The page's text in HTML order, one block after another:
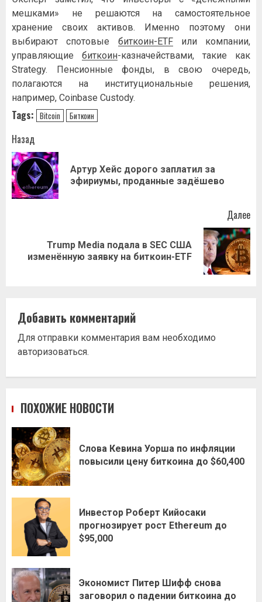
мешками» не решаются на самостоятельное
хранение своих активов. Именно поэтому они
выбирают спотовые биткоин-ETFили компании,
управляющие биткоин-казначействами, такие как
Strategy. Пенсионные фонды, в свою очередь,
полагаются на институциональные решения,
например, Coinbase Custody.
Tags: Bitcoin Биткоин
Навигация
записи
Назад
Артур Хейс дорого заплатил за
эфириумы, проданные задёшево
Далее
Следующая
запись:
Trump Media подала в SEC США
изменённую заявку на биткоин-ETF
Добавить комментарий
Для отправки комментария вам необходимо
авторизоваться.
ПОХОЖИЕ НОВОСТИ
Слова Кевина Уорша по инфляции
повысили цену биткоина до $60,400
Инвестор Роберт Кийосаки
прогнозирует рост Ethereum до
$95,000
Экономист Питер Шифф снова
заговорил о падении биткоина до